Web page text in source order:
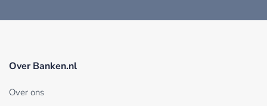
Over Banken.nl
Over ons